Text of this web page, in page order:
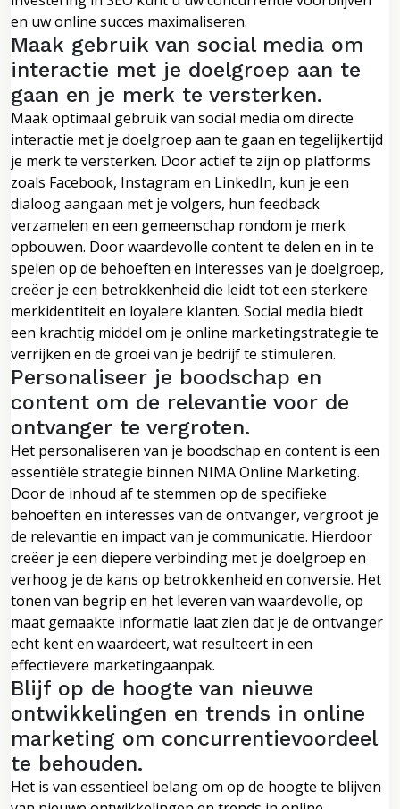
en uw online succes maximaliseren.
Maak gebruik van social media om
interactie met je doelgroep aan te
gaan en je merk te versterken.
Maak optimaal gebruik van social media om directe
interactie met je doelgroep aan te gaan en tegelijkertijd
je merk te versterken. Door actief te zijn op platforms
zoals Facebook, Instagram en LinkedIn, kun je een
dialoog aangaan met je volgers, hun feedback
verzamelen en een gemeenschap rondom je merk
opbouwen. Door waardevolle content te delen en in te
spelen op de behoeften en interesses van je doelgroep,
creëer je een betrokkenheid die leidt tot een sterkere
merkidentiteit en loyalere klanten. Social media biedt
een krachtig middel om je online marketingstrategie te
verrijken en de groei van je bedrijf te stimuleren.
Personaliseer je boodschap en
content om de relevantie voor de
ontvanger te vergroten.
Het personaliseren van je boodschap en content is een
essentiële strategie binnen NIMA Online Marketing.
Door de inhoud af te stemmen op de specifieke
behoeften en interesses van de ontvanger, vergroot je
de relevantie en impact van je communicatie. Hierdoor
creëer je een diepere verbinding met je doelgroep en
verhoog je de kans op betrokkenheid en conversie. Het
tonen van begrip en het leveren van waardevolle, op
maat gemaakte informatie laat zien dat je de ontvanger
echt kent en waardeert, wat resulteert in een
effectievere marketingaanpak.
Blijf op de hoogte van nieuwe
ontwikkelingen en trends in online
marketing om concurrentievoordeel
te behouden.
Het is van essentieel belang om op de hoogte te blijven